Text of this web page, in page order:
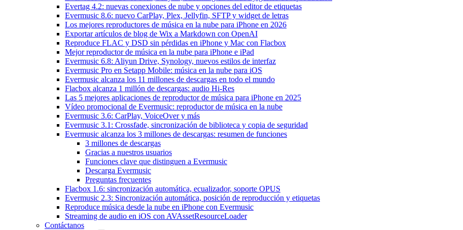
Evertag 4.2: nuevas conexiones de nube y opciones del editor de etiquetas
Evermusic 8.6: nuevo CarPlay, Plex, Jellyfin, SFTP y widget de letras
Los mejores reproductores de música en la nube para iPhone en 2026
Exportar artículos de blog de Wix a Markdown con OpenAI
Reproduce FLAC y DSD sin pérdidas en iPhone y Mac con Flacbox
Mejor reproductor de música en la nube para iPhone e iPad
Evermusic 6.8: Aliyun Drive, Synology, nuevos estilos de interfaz
Evermusic Pro en Setapp Mobile: música en la nube para iOS
Evermusic alcanza los 11 millones de descargas en todo el mundo
Flacbox alcanza 1 millón de descargas: audio Hi-Res
Las 5 mejores aplicaciones de reproductor de música para iPhone en 2025
Vídeo promocional de Evermusic: reproductor de música en la nube
Evermusic 3.6: CarPlay, VoiceOver y más
Evermusic 3.1: Crossfade, sincronización de biblioteca y copia de seguridad
Evermusic alcanza los 3 millones de descargas: resumen de funciones
3 millones de descargas
Gracias a nuestros usuarios
Funciones clave que distinguen a Evermusic
Descarga Evermusic
Preguntas frecuentes
Flacbox 1.6: sincronización automática, ecualizador, soporte OPUS
Evermusic 2.3: Sincronización automática, posición de reproducción y etiquetas
Reproduce música desde la nube en iPhone con Evermusic
Streaming de audio en iOS con AVAssetResourceLoader
Contáctanos